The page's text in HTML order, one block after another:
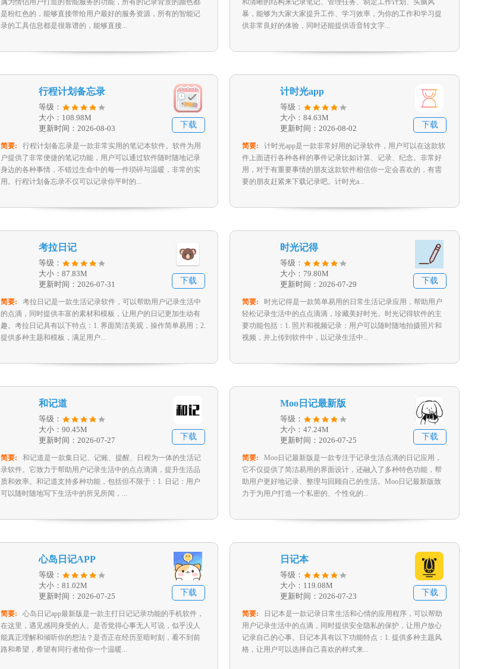
属为情侣用户打造的智能服务的功能，所有的记录背景的颜色都
是粉红色的，能够直接带给用户最好的服务资源，所有的智能记
录的工具信息都是很靠谱的，能够直接...
和清晰的结构来记录笔记、管理任务、制定工作计划、头脑风
暴，能够为大家大家提升工作、学习效率，为你的工作和学习提
供非常良好的体验，同时还能提供语音转文字...
行程计划备忘录
等级：
大小：108.98M
更新时间：2026-08-03
下载
简要:
行程计划备忘录是一款非常实用的笔记本软件。软件为用
户提供了非常便捷的笔记功能，用户可以通过软件随时随地记录
身边的各种事情，不错过生命中的每一件琐碎与温暖，非常的实
用。行程计划备忘录不仅可以记录你平时的...
计时光app
等级：
大小：84.63M
更新时间：2026-08-02
下载
简要:
计时光app是一款非常好用的记录软件，用户可以在这款软
件上面进行各种各样的事件记录比如计算、记录、纪念。非常好
用，对于有重要事情的朋友这款软件相信你一定会喜欢的，有需
要的朋友赶紧来下载记录吧。计时光a...
考拉日记
等级：
大小：87.83M
更新时间：2026-07-31
下载
简要:
考拉日记是一款生活记录软件，可以帮助用户记录生活中
的点滴，同时提供丰富的素材和模板，让用户的日记更加生动有
趣。考拉日记具有以下特点：1. 界面简洁美观，操作简单易用；2.
提供多种主题和模板，满足用户...
时光记得
等级：
大小：79.80M
更新时间：2026-07-29
下载
简要:
时光记得是一款简单易用的日常生活记录应用，帮助用户
轻松记录生活中的点点滴滴，珍藏美好时光。时光记得软件的主
要功能包括：1. 照片和视频记录：用户可以随时随地拍摄照片和
视频，并上传到软件中，以记录生活中...
和记道
等级：
大小：90.45M
更新时间：2026-07-27
下载
简要:
和记道是一款集日记、记账、提醒、日程为一体的生活记
录软件。它致力于帮助用户记录生活中的点点滴滴，提升生活品
质和效率。和记道支持多种功能，包括但不限于：1. 日记：用户
可以随时随地写下生活中的所见所闻，...
Moo日记最新版
等级：
大小：47.24M
更新时间：2026-07-25
下载
简要:
Moo日记最新版是一款专注于记录生活点滴的日记应用，
它不仅提供了简洁易用的界面设计，还融入了多种特色功能，帮
助用户更好地记录、整理与回顾自己的生活。Moo日记最新版致
力于为用户打造一个私密的、个性化的...
心岛日记APP
等级：
大小：81.02M
更新时间：2026-07-25
下载
简要:
心岛日记app最新版是一款主打日记记录功能的手机软件，
在这里，遇见感同身受的人。是否觉得心事无人可说，似乎没人
能真正理解和倾听你的想法？是否正在经历至暗时刻，看不到前
路和希望，希望有同行者给你一个温暖...
日记本
等级：
大小：119.08M
更新时间：2026-07-23
下载
简要:
日记本是一款记录日常生活和心情的应用程序，可以帮助
用户记录生活中的点滴，同时提供安全隐私的保护，让用户放心
记录自己的心事。日记本具有以下功能特点：1. 提供多种主题风
格，让用户可以选择自己喜欢的样式来...